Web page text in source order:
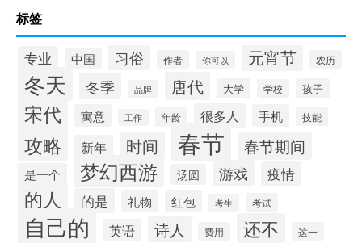
标签
专业 中国 习俗 作者 你可以 元宵节 农历
冬天 冬季 品牌 唐代 大学 学校 孩子
宋代 寓意 工作 年龄 很多人 手机 技能
攻略 新年 时间 春节 春节期间
是一个 梦幻西游 汤圆 游戏 疫情
的人 的是 礼物 红包 考生 考试
自己的 英语 诗人 费用 还不 这一